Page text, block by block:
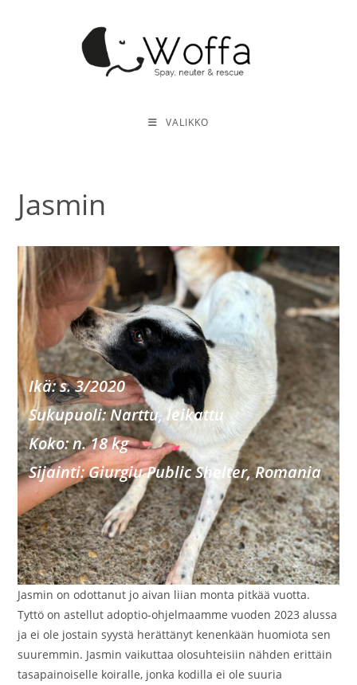
VALIKKO
Jasmin
Ikä: s. 3/2020
Sukupuoli: Narttu, leikattu
Koko: n. 18 kg
Sijainti: Giurgiu Public Shelter, Romania
Jasmin on odottanut jo aivan liian monta pitkää vuotta.
Tyttö on astellut adoptio-ohjelmaamme vuoden 2023 alussa
ja ei ole jostain syystä herättänyt kenenkään huomiota sen
suuremmin. Jasmin vaikuttaa olosuhteisiin nähden erittäin
tasapainoiselle koiralle, jonka kodilla ei ole suuria